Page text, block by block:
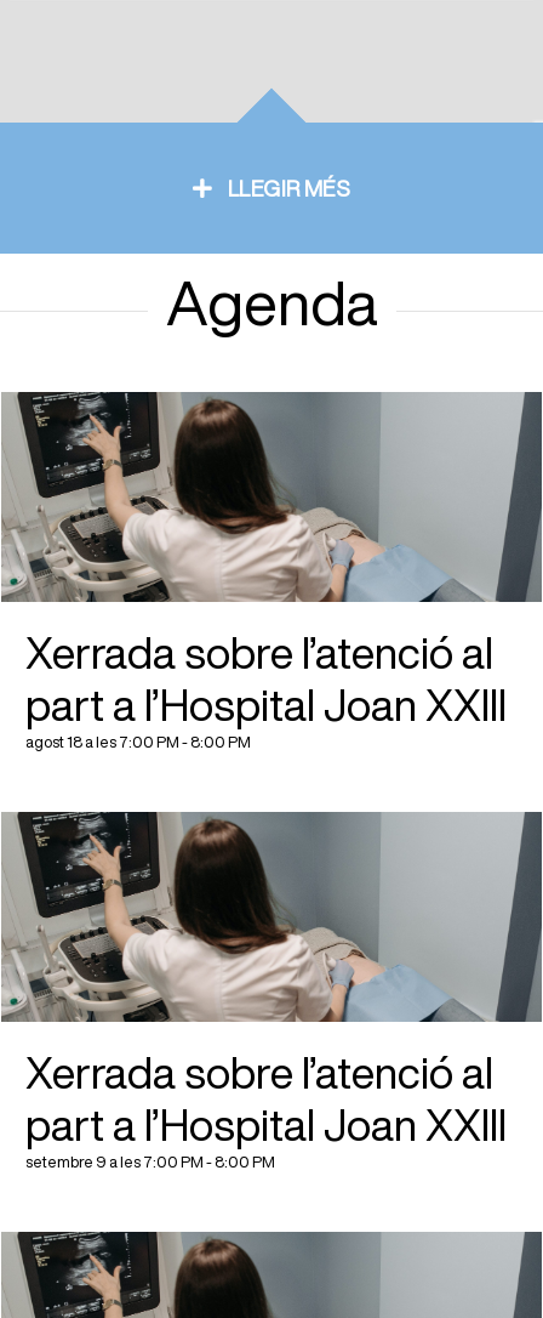
LLEGIR MÉS
Agenda
Xerrada sobre l’atenció al
part a l’Hospital Joan XXIII
agost 18 a les 7:00 PM - 8:00 PM
Xerrada sobre l’atenció al
part a l’Hospital Joan XXIII
setembre 9 a les 7:00 PM - 8:00 PM